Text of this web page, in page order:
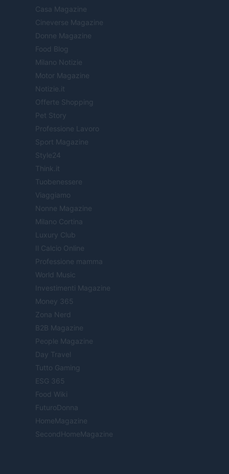
Casa Magazine
Cineverse Magazine
Donne Magazine
Food Blog
Milano Notizie
Motor Magazine
Notizie.it
Offerte Shopping
Pet Story
Professione Lavoro
Sport Magazine
Style24
Think.it
Tuobenessere
Viaggiamo
Nonne Magazine
Milano Cortina
Luxury Club
Il Calcio Online
Professione mamma
World Music
Investimenti Magazine
Money 365
Zona Nerd
B2B Magazine
People Magazine
Day Travel
Tutto Gaming
ESG 365
Food Wiki
FuturoDonna
HomeMagazine
SecondHomeMagazine